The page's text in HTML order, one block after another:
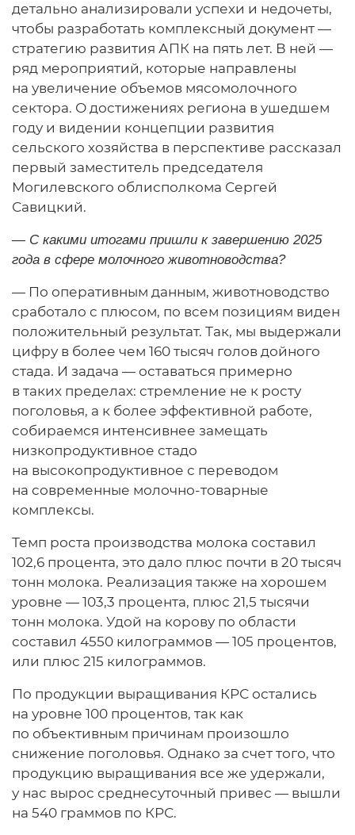
детально анализировали успехи и недочеты,
чтобы разработать комплексный документ —
стратегию развития АПК на пять лет. В ней —
ряд мероприятий, которые направлены
на увеличение объемов мясомолочного
сектора. О достижениях региона в ушедшем
году и видении концепции развития
сельского хозяйства в перспективе рассказал
первый заместитель председателя
Могилевского облисполкома Сергей
Савицкий.
— С какими итогами пришли к завершению 2025
года в сфере молочного животноводства?
— По оперативным данным, животноводство
сработало с плюсом, по всем позициям виден
положительный результат. Так, мы выдержали
цифру в более чем 160 тысяч голов дойного
стада. И задача — оставаться примерно
в таких пределах: стремление не к росту
поголовья, а к более эффективной работе,
собираемся интенсивнее замещать
низкопродуктивное стадо
на высокопродуктивное с переводом
на современные молочно-товарные
комплексы.
Темп роста производства молока составил
102,6 процента, это дало плюс почти в 20 тысяч
тонн молока. Реализация также на хорошем
уровне — 103,3 процента, плюс 21,5 тысячи
тонн молока. Удой на корову по области
составил 4550 килограммов — 105 процентов,
или плюс 215 килограммов.
По продукции выращивания КРС остались
на уровне 100 процентов, так как
по объективным причинам произошло
снижение поголовья. Однако за счет того, что
продукцию выращивания все же удержали,
у нас вырос среднесуточный привес — вышли
на 540 граммов по КРС.